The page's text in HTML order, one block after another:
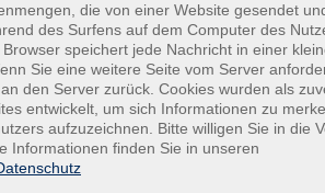
Marco Massmann, Alleestr. 21
Marco Massmann, Alleestr. 21
die von einer Website gesendet
des Surfens auf dem Computer des
speichert jede Nachricht in einer
Sie eine weitere Seite vom Server
den Server zurück. Cookies wurden als
entwickelt, um sich Informationen zu
aufzuzeichnen. Bitte willigen Sie in die
Informationen finden Sie in unseren